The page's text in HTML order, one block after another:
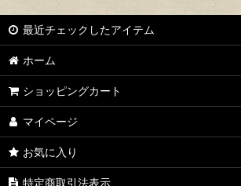
最近チェックしたアイテム
ホーム
ショッピングカート
マイページ
お気に入り
特定商取引法表示